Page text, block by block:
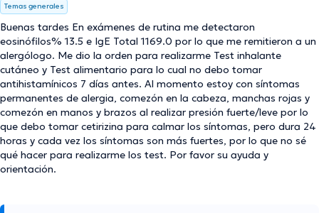
Temas generales
Buenas tardes En exámenes de rutina me detectaron
eosinófilos% 13.5 e IgE Total 1169.0 por lo que me remitieron a un
alergólogo. Me dio la orden para realizarme Test inhalante
cutáneo y Test alimentario para lo cual no debo tomar
antihistamínicos 7 días antes. Al momento estoy con síntomas
permanentes de alergia, comezón en la cabeza, manchas rojas y
comezón en manos y brazos al realizar presión fuerte/leve por lo
que debo tomar cetirizina para calmar los síntomas, pero dura 24
horas y cada vez los síntomas son más fuertes, por lo que no sé
qué hacer para realizarme los test. Por favor su ayuda y
orientación.